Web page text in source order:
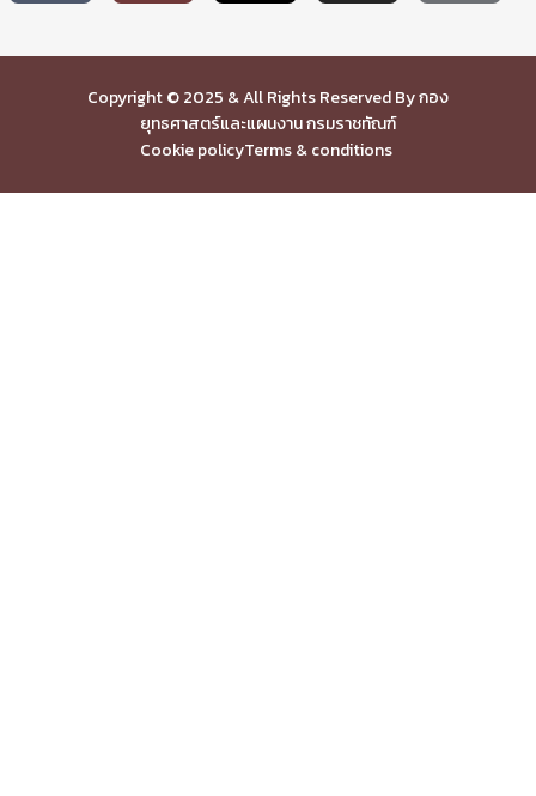
Copyright © 2025 & All Rights Reserved By กอง
ยุทธศาสตร์และแผนงาน กรมราชทัณฑ์
Cookie policyTerms & conditions